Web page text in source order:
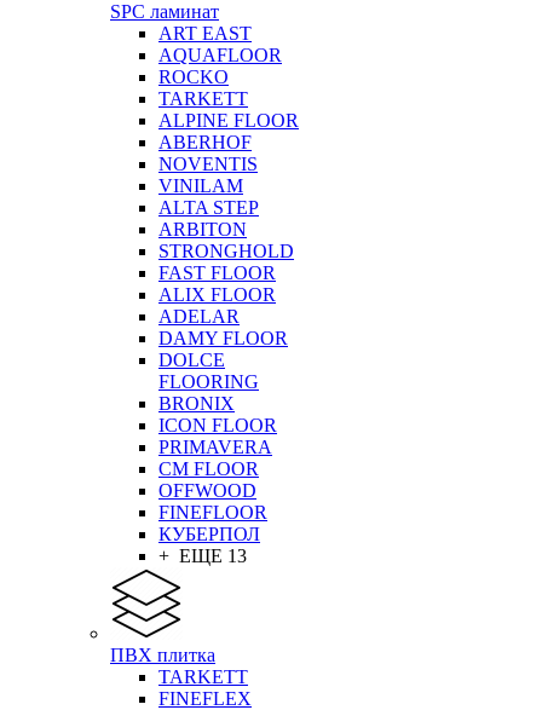
SPC ламинат
ART EAST
AQUAFLOOR
ROCKO
TARKETT
ALPINE FLOOR
ABERHOF
NOVENTIS
VINILAM
ALTA STEP
ARBITON
STRONGHOLD
FAST FLOOR
ALIX FLOOR
ADELAR
DAMY FLOOR
DOLCE
FLOORING
BRONIX
ICON FLOOR
PRIMAVERA
CM FLOOR
OFFWOOD
FINEFLOOR
КУБЕРПОЛ
+ ЕЩЕ 13
ПВХ плитка
TARKETT
FINEFLEX